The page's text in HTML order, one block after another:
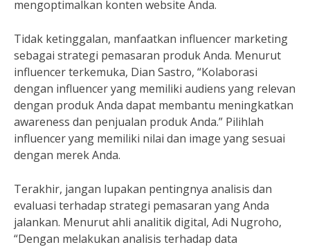
mengoptimalkan konten website Anda.
Tidak ketinggalan, manfaatkan influencer marketing
sebagai strategi pemasaran produk Anda. Menurut
influencer terkemuka, Dian Sastro, “Kolaborasi
dengan influencer yang memiliki audiens yang relevan
dengan produk Anda dapat membantu meningkatkan
awareness dan penjualan produk Anda.” Pilihlah
influencer yang memiliki nilai dan image yang sesuai
dengan merek Anda.
Terakhir, jangan lupakan pentingnya analisis dan
evaluasi terhadap strategi pemasaran yang Anda
jalankan. Menurut ahli analitik digital, Adi Nugroho,
“Dengan melakukan analisis terhadap data